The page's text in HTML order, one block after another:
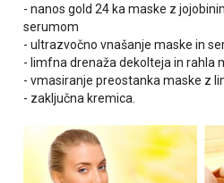
- nanos gold 24 ka maske z
serumom
- ultrazvočno vnašanje maske in
- limfna drenaža dekolteja in rahla
- vmasiranje preostanka maske z
- zaključna kremica.